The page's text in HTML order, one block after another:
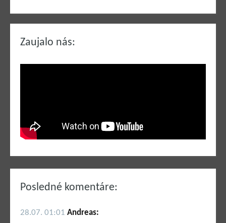
Zaujalo nás:
Posledné komentáre:
28.07. 01:01 Andreas: